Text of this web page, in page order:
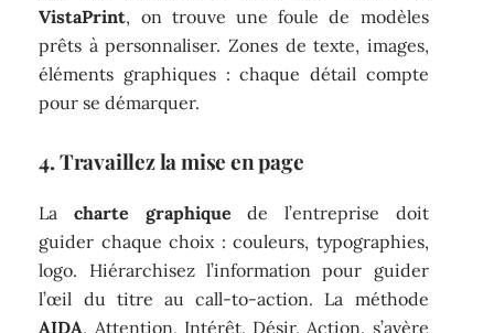
VistaPrint, on trouve une foule de modèles
prêts à personnaliser. Zones de texte, images,
éléments graphiques : chaque détail compte
pour se démarquer.
4. Travaillez la mise en page
Lacharte graphique de l’entreprise doit
guider chaque choix : couleurs, typographies,
logo. Hiérarchisez l’information pour guider
l’œil du titre au call-to-action. La méthode
AIDA, Attention, Intérêt, Désir, Action, s’avère